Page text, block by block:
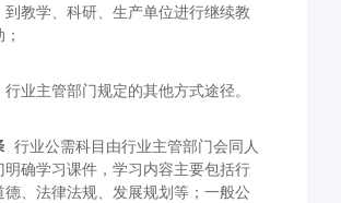
到教学、科研、生产单位进行继续教
行业主管部门规定的其他方式途径。
行业公需科目由行业主管部门会同人
明确学习课件，学习内容主要包括行
德、法律法规、发展规划等；一般公